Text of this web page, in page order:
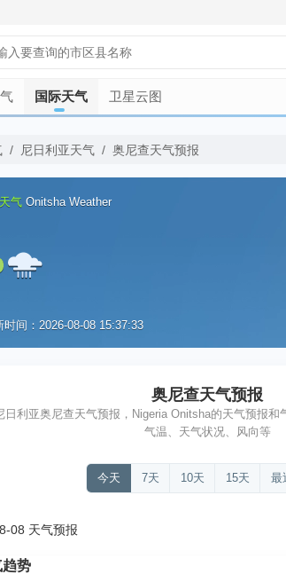
国际天气 卫星云图
/ 尼日利亚天气 / 奥尼查天气预报
气 Onitsha Weather
时间：2026-08-08 15:37:33
奥尼查天气预报
日利亚奥尼查天气预报，Nigeria Onitsha的天气预报
气温、天气状况、风向等
今天 7天 10天 15天 最
08 天气预报
势